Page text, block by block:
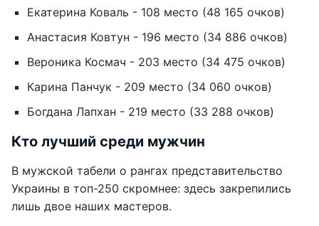
Екатерина Коваль - 108 место (48 165 очков)
Анастасия Ковтун - 196 место (34 886 очков)
Вероника Космач - 203 место (34 475 очков)
Карина Панчук - 209 место (34 060 очков)
Богдана Лапхан - 219 место (33 288 очков)
Кто лучший среди мужчин
В мужской табели о рангах представительство
Украины в топ-250 скромнее: здесь закрепились
лишь двое наших мастеров.